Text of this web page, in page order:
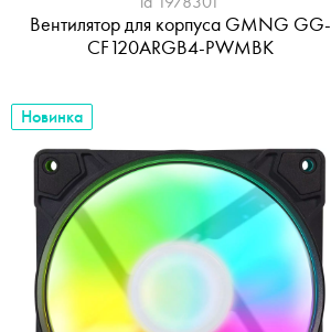
Вентилятор для корпуса GMNG GG-
CF120ARGB4-PWMBK
Новинка